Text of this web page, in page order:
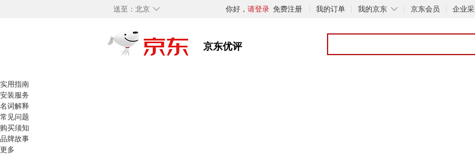
◇
送至： 北京 你好， 请登录 免费注册 我的订单 ◇
我的京东 京东会员 企业
实用指南
安装服务
名词解释
常见问题
购买须知
品牌故事
更多